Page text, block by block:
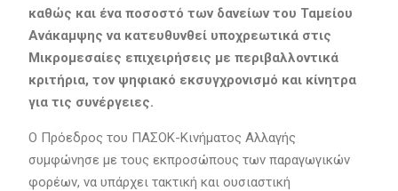
καθώς και ένα ποσοστό των δανείων του Ταμείου
Ανάκαμψης να κατευθυνθεί υποχρεωτικά στις
Μικρομεσαίες επιχειρήσεις με περιβαλλοντικά
κριτήρια, τον ψηφιακό εκσυγχρονισμό και κίνητρα
για τις συνέργειες.
Ο Πρόεδρος του ΠΑΣΟΚ-Κινήματος Αλλαγής
συμφώνησε με τους εκπροσώπους των παραγωγικών
φορέων, να υπάρχει τακτική και ουσιαστική